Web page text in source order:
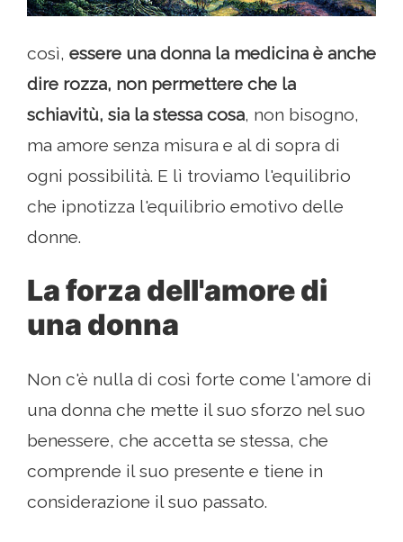
così, essere una donna la medicina è anche
dire rozza, non permettere che la
schiavitù, sia la stessa cosa, non bisogno,
ma amore senza misura e al di sopra di
ogni possibilità. E lì troviamo l'equilibrio
che ipnotizza l'equilibrio emotivo delle
donne.
La forza dell'amore di
una donna
Non c'è nulla di così forte come l'amore di
una donna che mette il suo sforzo nel suo
benessere, che accetta se stessa, che
comprende il suo presente e tiene in
considerazione il suo passato.